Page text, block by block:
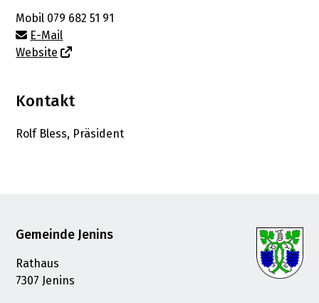
Mobil 079 682 51 91
E-Mail
Website
Kontakt
Rolf Bless, Präsident
Footer
Gemeinde Jenins
Rathaus
7307 Jenins